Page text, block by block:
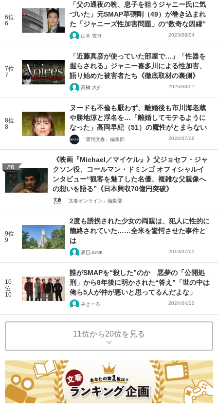
6位
6
「父の通夜の晩、息子を狙うジャニー氏に気
づいた」元SMAP草彅剛（49）が巻き込まれ
た「ジャニーズ性加害問題」の“数奇な因縁”
山本 雲丹 2023/08/04
7位
7
「近藤真彦が使っていた部屋で…」「性器を
握らされる」ジャニー喜多川による性加害、
語り始めた被害者たち《徹底取材の裏側》
髙橋 大介 2026/08/07
8位
8
ヌードも不倫も厭わず、離婚後も市川海老蔵
や勝地涼と浮名を…「離婚してモテるように
なった」高岡早紀（51）の魔性がとまらない
「週刊文春」編集部 2024/07/29
PR
《映画『Michael／マイケル』》父ジョセフ・ジャ
クソン役、コールマン・ドミンゴ オフィシャルイ
ンタビュー“観客を魅了した名優、複雑な父親像へ
の想いを語る”《日本興収70億円突破》
「文春オンライン」編集部
9位
9
2度も誘拐された少女の両親は、犯人に性的に
籠絡されていた……全米を驚愕させた事件と
は
辰巳JUNK 2019/07/01
10
位
10
誰がSMAPを“殺した”のか 悪夢の「公開処
刑」から8年後に明かされた“答え”「世の中は
俺ら5人が仲が悪いと思ってるんだよな」
みきーる 2024/04/20
11位から20位を見る